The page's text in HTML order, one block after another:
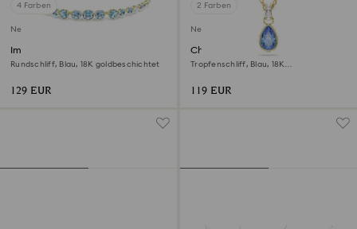
4 Farben
Neu
Imber Armband
Rundschliff, Blau, 18K goldbeschichtet
129 EUR
2 Farben
Neu
Chroma Anhänger
Tropfenschliff, Blau, 18K
119 EUR